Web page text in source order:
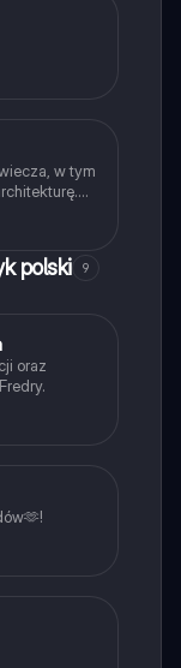
w tym
Europy i
historii.
polski 9
oraz